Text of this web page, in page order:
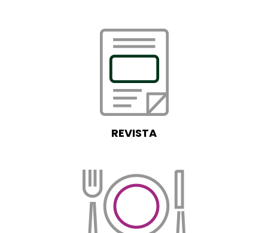
REVISTA